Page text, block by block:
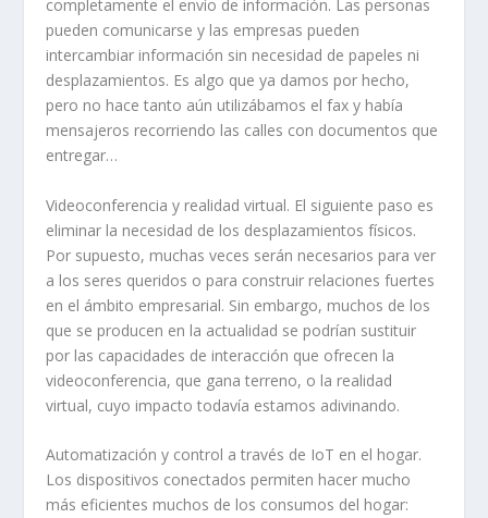
completamente el envío de información. Las personas
pueden comunicarse y las empresas pueden
intercambiar información sin necesidad de papeles ni
desplazamientos. Es algo que ya damos por hecho,
pero no hace tanto aún utilizábamos el fax y había
mensajeros recorriendo las calles con documentos que
entregar…
Videoconferencia y realidad virtual. El siguiente paso es
eliminar la necesidad de los desplazamientos físicos.
Por supuesto, muchas veces serán necesarios para ver
a los seres queridos o para construir relaciones fuertes
en el ámbito empresarial. Sin embargo, muchos de los
que se producen en la actualidad se podrían sustituir
por las capacidades de interacción que ofrecen la
videoconferencia, que gana terreno, o la realidad
virtual, cuyo impacto todavía estamos adivinando.
Automatización y control a través de IoT en el hogar.
Los dispositivos conectados permiten hacer mucho
más eficientes muchos de los consumos del hogar: